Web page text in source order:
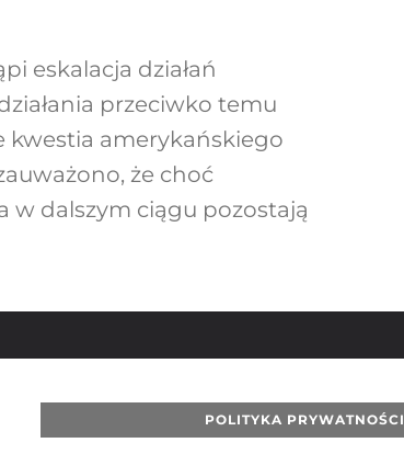
eskalacja działań
przeciwko temu
kwestia amerykańskiego
że choć
w dalszym ciągu pozostają
POLITYKA PRYWATNOŚCI